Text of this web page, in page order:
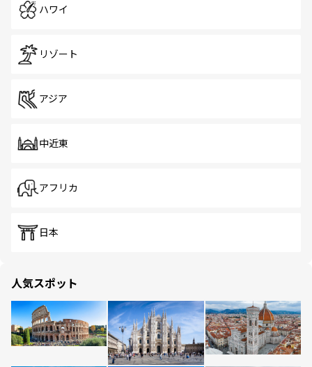
ハワイ
リゾート
アジア
中近東
アフリカ
日本
人気スポット